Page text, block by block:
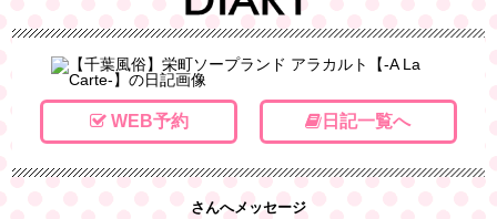
WEB予約 日記一覧へ
さんへメッセージ